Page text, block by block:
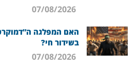
האם המפלגה
בשידור חי?